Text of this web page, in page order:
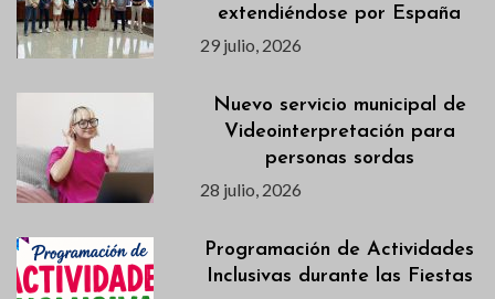
extendiéndose por España
29 julio, 2026
Nuevo servicio municipal de
Videointerpretación para
personas sordas
28 julio, 2026
Programación de Actividades
Inclusivas durante las Fiestas